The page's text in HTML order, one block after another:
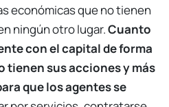
económicas que no tienen
ningún otro lugar.Cuanto
con el capital de forma
tienen sus acciones y más
que los agentes se